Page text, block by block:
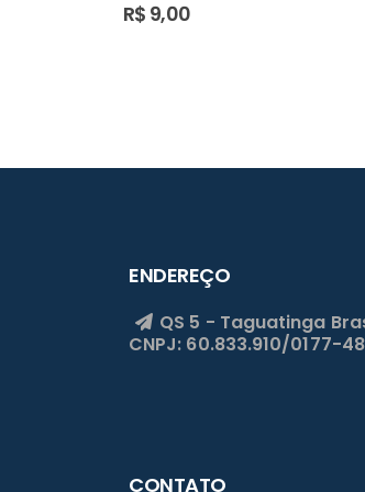
R$ 9,00
ENDEREÇO
QS 5 - Taguatinga
CNPJ: 60.833.910/0177-48
CONTATO